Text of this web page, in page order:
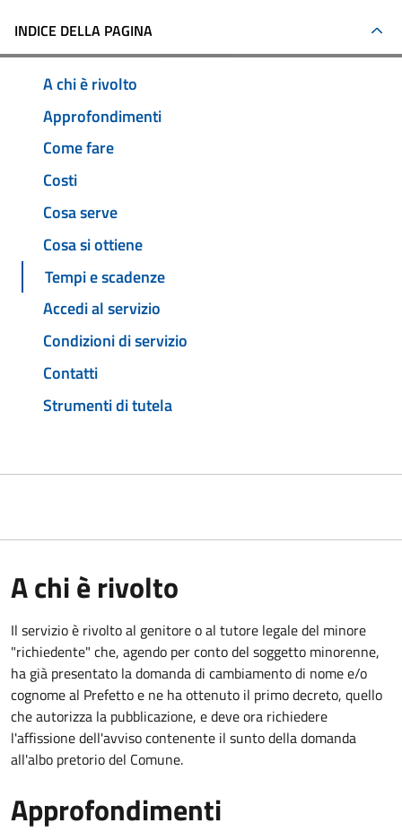
INDICE DELLA PAGINA
A chi è rivolto
Approfondimenti
Come fare
Costi
Cosa serve
Cosa si ottiene
Tempi e scadenze
Accedi al servizio
Condizioni di servizio
Contatti
Strumenti di tutela
A chi è rivolto
Il servizio è rivolto al genitore o al tutore legale del minore
"richiedente" che, agendo per conto del soggetto minorenne,
ha già presentato la domanda di cambiamento di nome e/o
cognome al Prefetto e ne ha ottenuto il primo decreto, quello
che autorizza la pubblicazione, e deve ora richiedere
l'affissione dell'avviso contenente il sunto della domanda
all'albo pretorio del Comune.
Approfondimenti